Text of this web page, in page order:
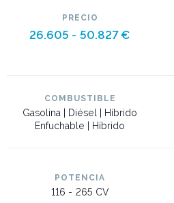
PRECIO
26.605 - 50.827 €
COMBUSTIBLE
Gasolina | Diésel | Híbrido
Enfuchable | Híbrido
POTENCIA
116 - 265 CV